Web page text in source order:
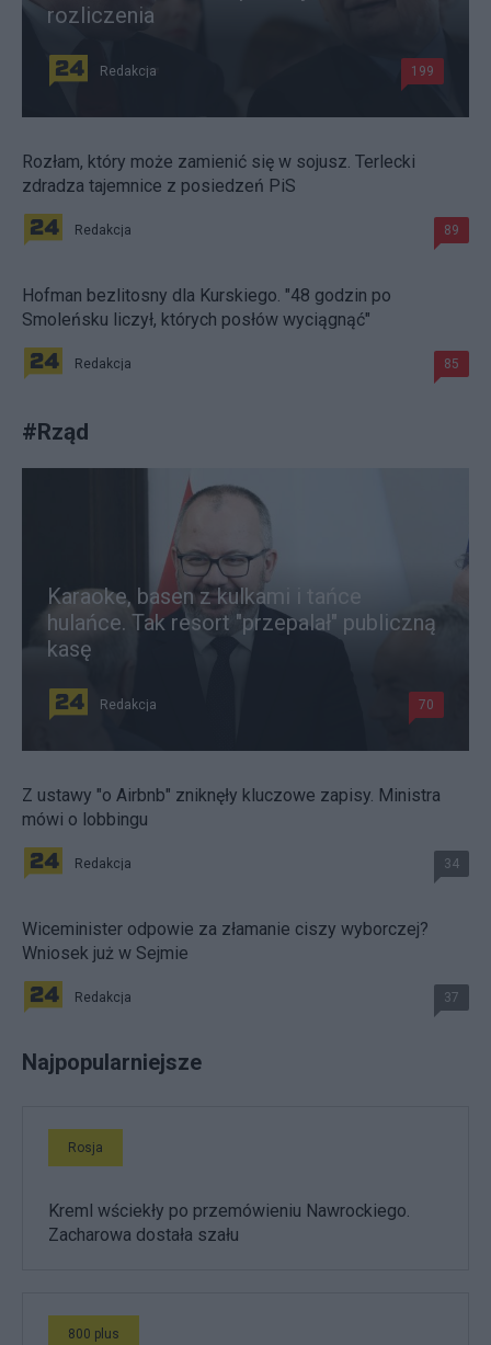
rozliczenia
Redakcja 199
Rozłam, który może zamienić się w sojusz. Terlecki
zdradza tajemnice z posiedzeń PiS
Redakcja 89
Hofman bezlitosny dla Kurskiego. "48 godzin po
Smoleńsku liczył, których posłów wyciągnąć"
Redakcja 85
#Rząd
Karaoke, basen z kulkami i tańce
hulańce. Tak resort "przepalał" publiczną
kasę
Redakcja 70
Z ustawy "o Airbnb" zniknęły kluczowe zapisy. Ministra
mówi o lobbingu
Redakcja 34
Wiceminister odpowie za złamanie ciszy wyborczej?
Wniosek już w Sejmie
Redakcja 37
Najpopularniejsze
Rosja
Kreml wściekły po przemówieniu Nawrockiego.
Zacharowa dostała szału
800 plus